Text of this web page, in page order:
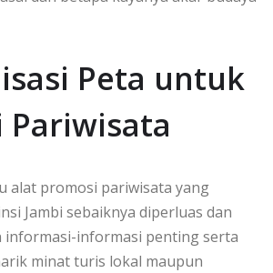
Peta untuk
Pariwisata
alat promosi pariwisata yang
Jambi sebaiknya diperluas dan
informasi-informasi penting serta
minat turis lokal maupun